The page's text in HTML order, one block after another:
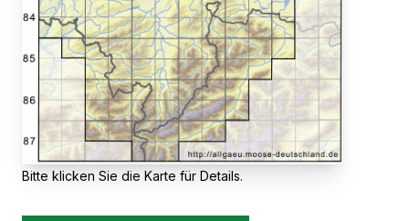
Bitte klicken Sie die Karte für Details.